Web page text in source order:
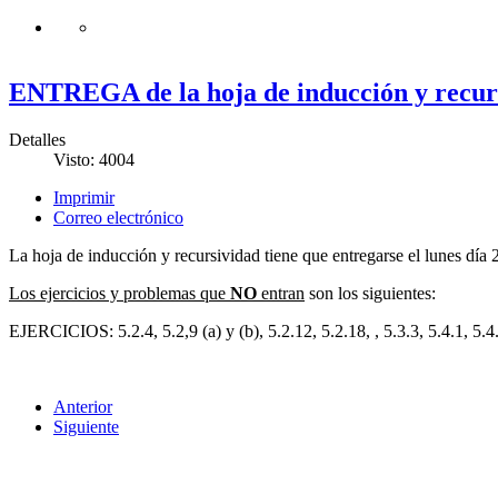
ENTREGA de la hoja de inducción y
Detalles
Visto: 4004
Imprimir
Correo electrónico
La hoja de inducción y recursividad tiene que entregarse el lunes día
Los ejercicios y problemas que NO entran son los siguientes:
EJERCICIOS: 5.2.4, 5.2,9 (a) y (b), 5.2.12, 5.2.18, , 5.3.3, 5.4.1,
Anterior
Siguiente